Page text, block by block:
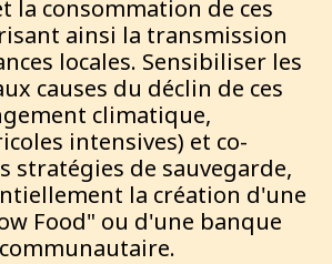
la consommation de ces
ainsi la transmission
locales. Sensibiliser les
causes du déclin de ces
climatique,
intensives) et co-
stratégies de sauvegarde,
la création d'une
Food" ou d'une banque